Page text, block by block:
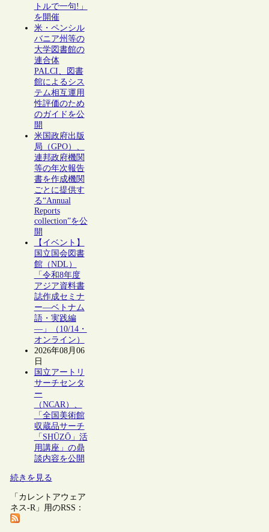
トルで一句!」
を開催
米・ペンシル
バニア州等の
大学図書館の
連合体
PALCI、図書
館によるシス
テム相互運用
性評価のため
のガイドを公
開
米国政府出版
局（GPO）、
連邦政府機関
等の年次報告
書を作成機関
ごとに提供す
る“Annual
Reports
collection”を公
開
【イベント】
国立国会図書
館（NDL）
「令和8年度
アジア資料書
誌作成セミナ
ー―ベトナム
語・実践編
―」（10/14・
オンライン）
2026年08月06
日
国立アートリ
サーチセンタ
ー
（NCAR）、
「全国美術館
収蔵品サーチ
「SHŪZŌ」活
用講座」の鼎
談内容を公開
続きを見る
「カレントアウェア
ネス-R」用のRSS：